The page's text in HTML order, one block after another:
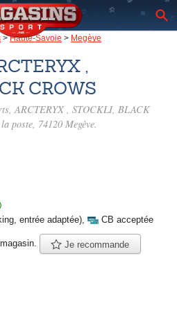
>Haute-Savoie > Megève
,
CROWS
ARCTERYX , STOCKLI, BLACK
poste, 74120 Megève.
entrée adaptée), CB acceptée
Je recommande